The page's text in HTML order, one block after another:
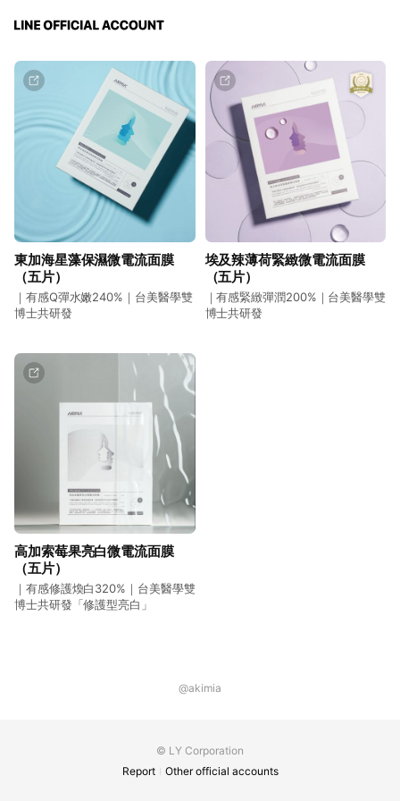
東加海星藻保濕微電流面膜
（五片）
｜有感Q彈水嫩240%｜台美醫學雙
博士共研發
埃及辣薄荷緊緻微電流面膜
（五片）
｜有感緊緻彈潤200%｜台美醫學雙
博士共研發
高加索莓果亮白微電流面膜
（五片）
｜有感修護煥白320%｜台美醫學雙
博士共研發「修護型亮白」
@akimia
© LY Corporation
Report
Other official accounts